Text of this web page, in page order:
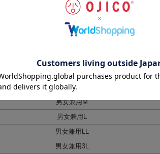
8A
(110-120cm)
(120-130cm)
12A
(135-145cm)
男女兼用S
男女兼用M
男女兼用L
男女兼用LL
男女兼用3L